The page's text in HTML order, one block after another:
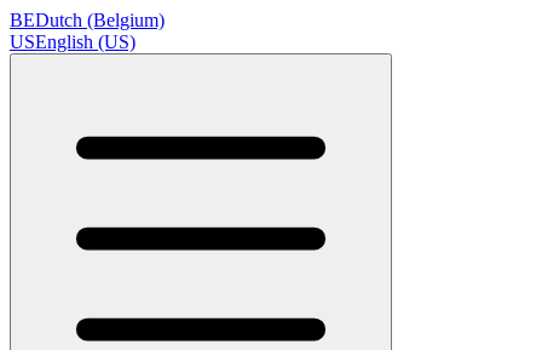
BEDutch (Belgium)
USEnglish (US)